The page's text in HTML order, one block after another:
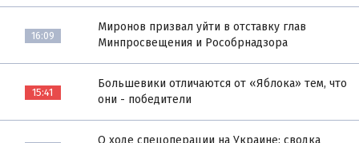
16:09
Миронов призвал уйти в отставку глав
Минпросвещения и Рособрнадзора
15:41
Большевики отличаются от «Яблока» тем, что
они - победители
О ходе спецоперации на Украине: сводка